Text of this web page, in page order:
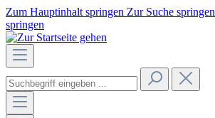
Zum Hauptinhalt springen Zur Suche springen
springen